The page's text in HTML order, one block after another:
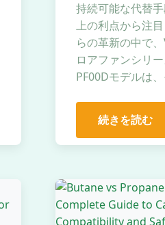
持続可能な代替
上の利点から注
らの革新の中で
ロアファンシリ
PF00Dモデルは
続きを読む